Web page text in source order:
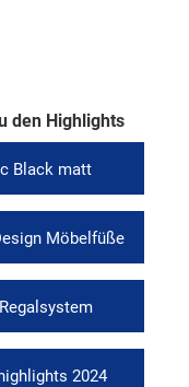
den Highlights
Black matt
Möbelfüße
2024